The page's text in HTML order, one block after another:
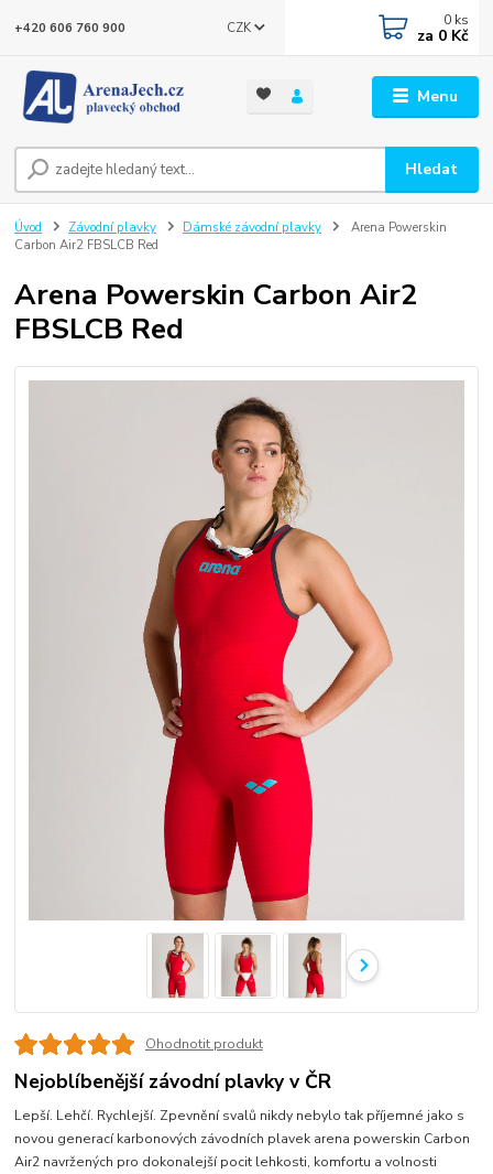
Menu
CZK
Hledat
+420 606 760 900 0 ks
za 0 Kč
Úvod Závodní plavky Dámské závodní plavky
Arena Powerskin
Carbon Air2 FBSLCB Red
Arena Powerskin Carbon Air2
FBSLCB Red
Ohodnotit produkt
Nejoblíbenější závodní plavky v ČR
Lepší. Lehčí. Rychlejší. Zpevnění svalů nikdy nebylo tak příjemné jako s
novou generací karbonových závodních plavek arena powerskin Carbon
Air2 navržených pro dokonalejší pocit lehkosti, komfortu a volnosti